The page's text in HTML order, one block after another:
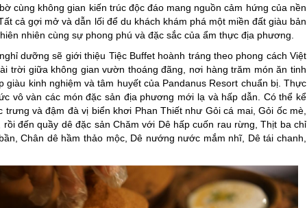
cùng không gian kiến trúc độc đáo mang nguồn cảm hứng của nền
cả gợi mở và dẫn lối để du khách khám phá một miền đất giàu bản
nhiên cùng sự phong phú và đặc sắc của ẩm thực địa phương.
dưỡng sẽ giới thiệu Tiệc Buffet hoành tráng theo phong cách Việt
trời giữa không gian vườn thoáng đãng, nơi hàng trăm món ăn tinh
giàu kinh nghiệm và tâm huyết của Pandanus Resort chuẩn bị. Thực
vô vàn các món đặc sản địa phương mới lạ và hấp dẫn. Có thể kể
trưng và đậm đà vị biển khơi Phan Thiết như Gỏi cá mai, Gỏi ốc mè,
rồi đếnquầy dê đặc sản Chăm với Dê hấp cuốn rau rừng, Thịt ba chỉ
Chân dê hầm thảo mộc, Dê nướng nước mắm nhĩ, Dê tái chanh,